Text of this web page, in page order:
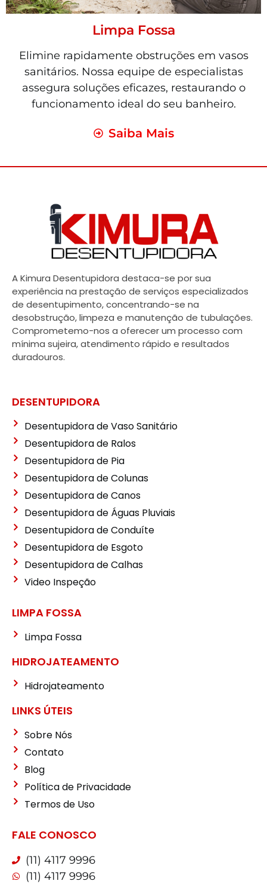
Limpa Fossa
Elimine rapidamente obstruções em vasos
sanitários. Nossa equipe de especialistas
assegura soluções eficazes, restaurando o
funcionamento ideal do seu banheiro.
Saiba Mais
A Kimura Desentupidora destaca-se por sua
experiência na prestação de serviços especializados
de desentupimento, concentrando-se na
desobstrução, limpeza e manutenção de tubulações.
Comprometemo-nos a oferecer um processo com
mínima sujeira, atendimento rápido e resultados
duradouros.
DESENTUPIDORA
Desentupidora de Vaso Sanitário
Desentupidora de Ralos
Desentupidora de Pia
Desentupidora de Colunas
Desentupidora de Canos
Desentupidora de Águas Pluviais
Desentupidora de Conduíte
Desentupidora de Esgoto
Desentupidora de Calhas
Video Inspeção
LIMPA FOSSA
Limpa Fossa
HIDROJATEAMENTO
Hidrojateamento
LINKS ÚTEIS
Sobre Nós
Contato
Blog
Política de Privacidade
Termos de Uso
FALE CONOSCO
(11) 4117 9996
(11) 4117 9996